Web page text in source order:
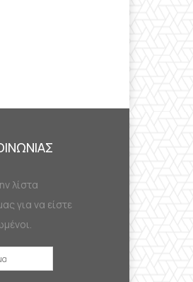
λίστα
για να είστε